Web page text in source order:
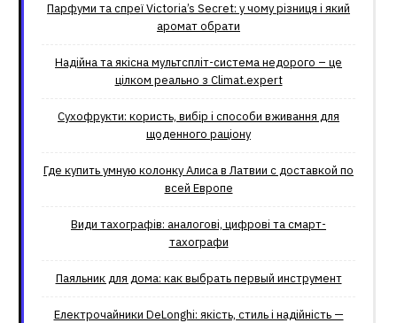
Парфуми та спреї Victoria’s Secret: у чому різниця і який
аромат обрати
Надійна та якісна мультспліт-система недорого – це
цілком реально з Climat.еxpert
Сухофрукти: користь, вибір і способи вживання для
щоденного раціону
Где купить умную колонку Алиса в Латвии с доставкой по
всей Европе
Види тахографів: аналогові, цифрові та смарт-
тахографи
Паяльник для дома: как выбрать первый инструмент
Електрочайники DeLonghi: якість, стиль і надійність —